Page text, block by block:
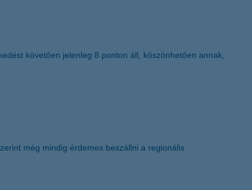
K&H token megújítás
követően jelenleg 8 ponton áll, köszönhetően annak,
még mindig érdemes beszállni a regionális